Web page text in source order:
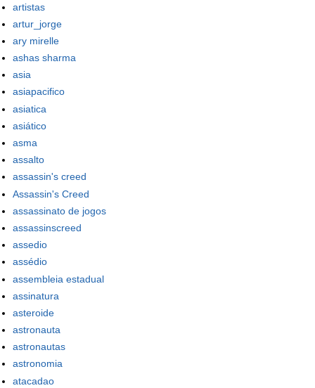
artistas
artur_jorge
ary mirelle
ashas sharma
asia
asiapacifico
asiatica
asiático
asma
assalto
assassin's creed
Assassin's Creed
assassinato de jogos
assassinscreed
assedio
assédio
assembleia estadual
assinatura
asteroide
astronauta
astronautas
astronomia
atacadao